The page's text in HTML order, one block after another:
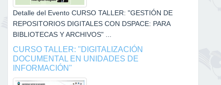
Detalle del Evento CURSO TALLER: "GESTIÓN DE
REPOSITORIOS DIGITALES CON DSPACE: PARA
BIBLIOTECAS Y ARCHIVOS" ...
CURSO TALLER: "DIGITALIZACIÓN
DOCUMENTAL EN UNIDADES DE
INFORMACIÓN"